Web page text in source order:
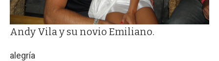
Andy Vila y su novio Emiliano.
alegría